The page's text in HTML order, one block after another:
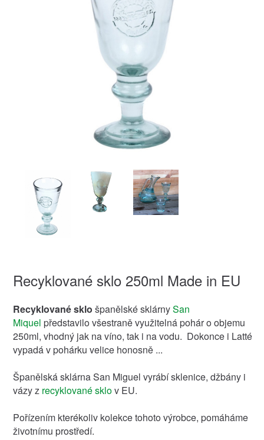
Recyklované sklo 250ml Made in EU
Recyklované sklo španělské sklárnySan
Miquel představilo všestraně využitelná pohár o objemu
250ml, vhodný jak na víno, tak i na vodu. Dokonce i Latté
vypadá v pohárku velice honosně ...
Španělská sklárna San Miguel vyrábí sklenice, džbány i
vázy z recyklované sklov EU.
Pořízením kterékoliv kolekce tohoto výrobce, pomáháme
životnímu prostředí.